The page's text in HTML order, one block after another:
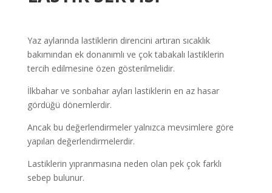
Yaz aylarında lastiklerin direncini artıran sıcaklık
bakımından ek donanımlı ve çok tabakalı lastiklerin
tercih edilmesine özen gösterilmelidir.
İlkbahar ve sonbahar ayları lastiklerin en az hasar
gördüğü dönemlerdir.
Ancak bu değerlendirmeler yalnızca mevsimlere göre
yapılan değerlendirmelerdir.
Lastiklerin yıpranmasına neden olan pek çok farklı
sebep bulunur.